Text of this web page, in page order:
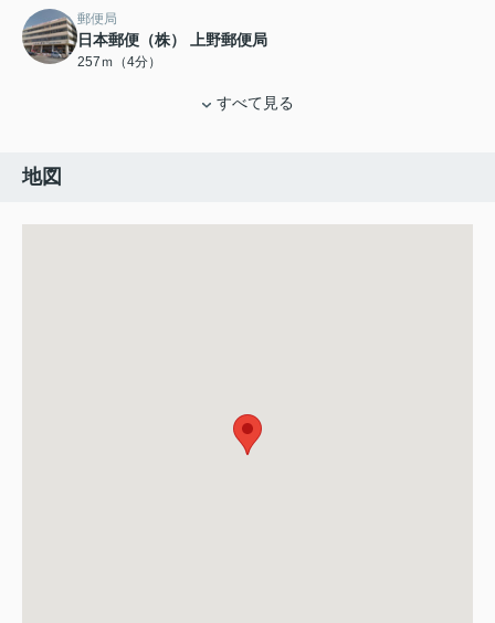
郵便局
日本郵便（株） 上野郵便局
257ｍ（4分）
すべて見る
地図